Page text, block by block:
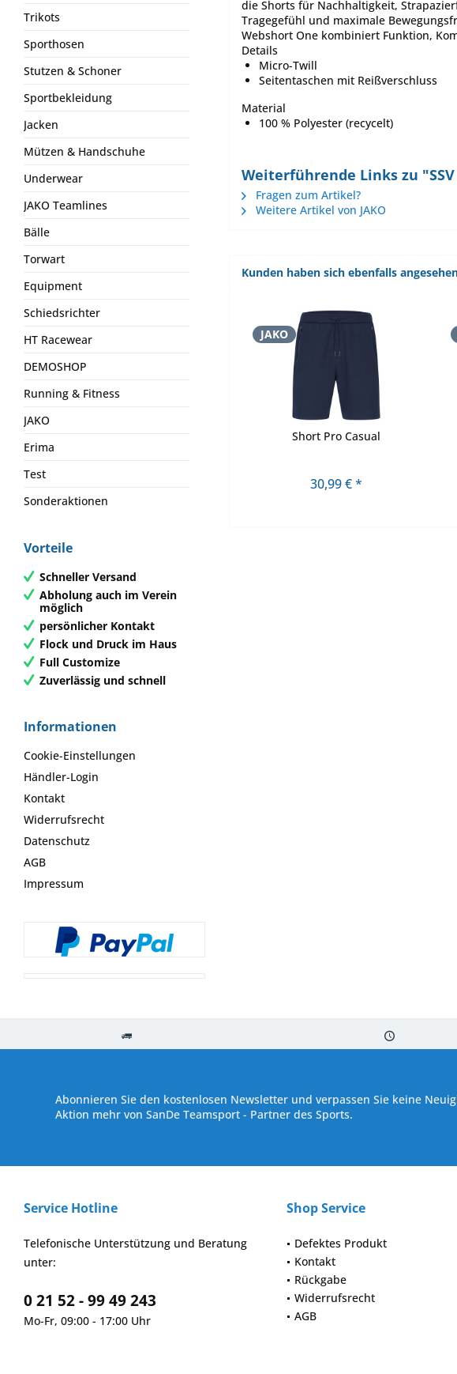
Trikots
Sporthosen
Stutzen & Schoner
Sportbekleidung
Jacken
Mützen & Handschuhe
Underwear
JAKO Teamlines
Bälle
Torwart
Equipment
Schiedsrichter
HT Racewear
DEMOSHOP
Running & Fitness
JAKO
Erima
Test
Sonderaktionen
Vorteile
Schneller Versand
Abholung auch im Verein
möglich
persönlicher Kontakt
Flock und Druck im Haus
Full Customize
Zuverlässig und schnell
Informationen
Cookie-Einstellungen
Händler-Login
Kontakt
Widerrufsrecht
Datenschutz
AGB
Impressum
die Shorts für Nachhaltigkeit,
Tragegefühl und maximale
Webshort One kombiniert Funktion,
Details
Micro-Twill
Seitentaschen mit Reißverschluss
Material
100 % Polyester (recycelt)
Weiterführende Links zu
Fragen zum Artikel?
Weitere Artikel von JAKO
Kunden haben sich ebenfalls
JAKO
Short Pro Casual
30,99 € *
Abonnieren Sie den kostenlosen Newsletter und verpassen Sie keine
Aktion mehr von SanDe Teamsport - Partner des Sports.
Service Hotline
Telefonische Unterstützung und Beratung
unter:
0 21 52 - 99 49 243
Mo-Fr, 09:00 - 17:00 Uhr
Shop Service
Defektes Produkt
Kontakt
Rückgabe
Widerrufsrecht
AGB